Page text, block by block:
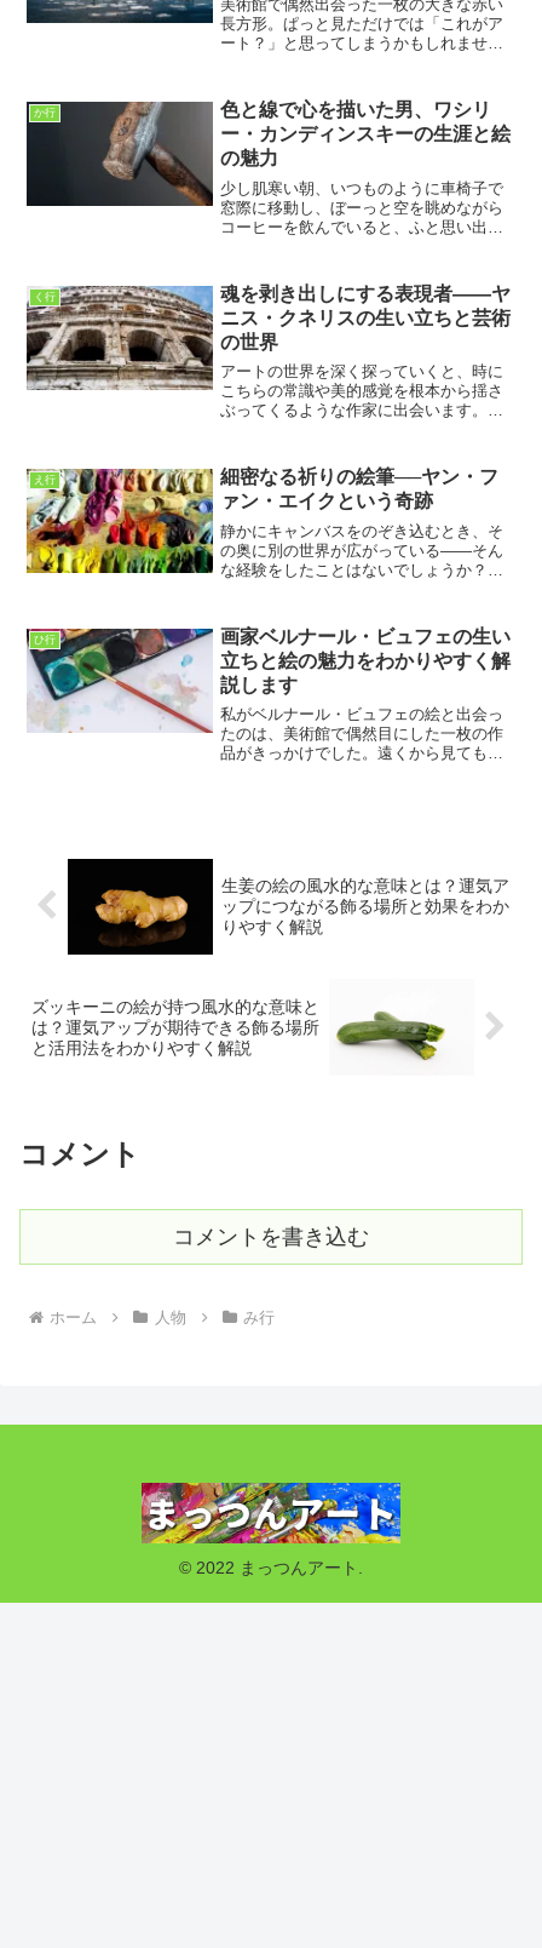
美術館で偶然出会った一枚の大きな赤い
長方形。ぱっと見ただけでは「これがア
ート？」と思ってしまうかもしれませ
さがじわじわと心に染み込んでくる。ま
るで深呼吸するように心が整...
か行
色と線で心を描いた男、ワシリ
ー・カンディンスキーの生涯と絵
の魅力
少し肌寒い朝、いつものように車椅子で
窓際に移動し、ぼーっと空を眺めながら
コーヒーを飲んでいると、ふと思い出し
でした。正直に言えば、美術館で彼の絵
を見たとき、最初は「何が描...
く行
魂を剥き出しにする表現者――ヤ
ニス・クネリスの生い立ちと芸術
の世界
アートの世界を深く探っていくと、時に
こちらの常識や美的感覚を根本から揺さ
ぶってくるような作家に出会います。ヤ
とりだと、私は感じています。初めて彼
の作品を見たとき、「これ...
え行
細密なる祈りの絵筆──ヤン・フ
ァン・エイクという奇跡
静かにキャンバスをのぞき込むとき、そ
の奥に別の世界が広がっている――そん
な経験をしたことはないでしょうか？私
が、ヤン・ファン・エイクの「アルノル
フィーニ夫妻の肖像」でした...
ひ行
画家ベルナール・ビュフェの生い
立ちと絵の魅力をわかりやすく解
説します
私がベルナール・ビュフェの絵と出会っ
たのは、美術館で偶然目にした一枚の作
品がきっかけでした。遠くから見てもす
生姜の絵の風水的な意味とは？運気ア
ップにつながる飾る場所と効果をわか
りやすく解説
ズッキーニの絵が持つ風水的な意味と
は？運気アップが期待できる飾る場所
と活用法をわかりやすく解説
コメント
コメントを書き込む
ホーム 人物 み行
© 2022 まっつんアート.